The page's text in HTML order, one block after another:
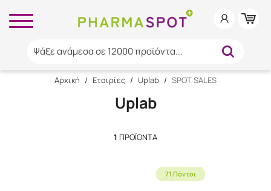
Ψάξε ανάμεσα σε 12000 προϊόντα...
Αρχική / Εταιρίες / Uplab / SPOT SALES
Uplab
1 ΠΡΟΪΌΝΤΑ
71 Πόντοι